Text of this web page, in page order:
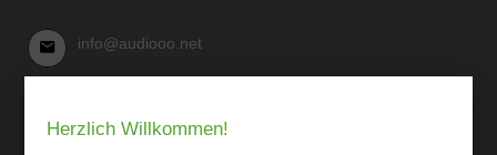
info@audiooo.net
03 41-25 69 27 20
Herzlich Willkommen!